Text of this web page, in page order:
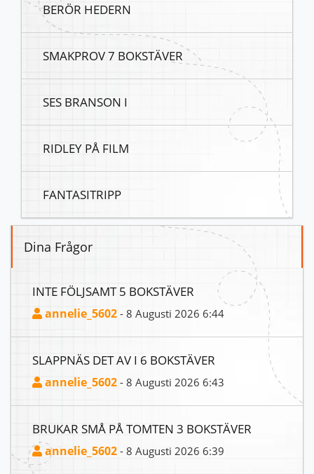
BERÖR HEDERN
SMAKPROV 7 BOKSTÄVER
SES BRANSON I
RIDLEY PÅ FILM
FANTASITRIPP
Dina Frågor
INTE FÖLJSAMT 5 BOKSTÄVER
annelie_5602 - 8 Augusti 2026 6:44
SLAPPNÄS DET AV I 6 BOKSTÄVER
annelie_5602 - 8 Augusti 2026 6:43
BRUKAR SMÅ PÅ TOMTEN 3 BOKSTÄVER
annelie_5602 - 8 Augusti 2026 6:39